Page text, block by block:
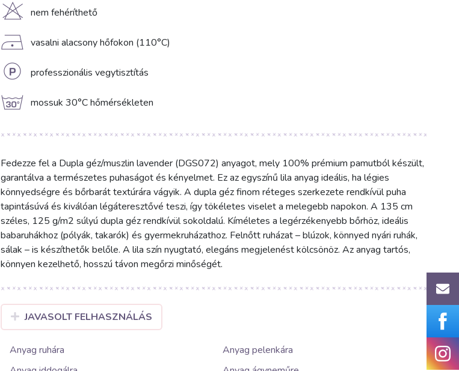
H nem fehéríthető
D vasalni alacsony hőfokon (110°C)
L professzionális vegytisztítás
g mossuk 30°C hőmérsékleten
Fedezze fel a Dupla géz/muszlin lavender (DGS072) anyagot, mely 100% prémium pamutból készült,
garantálva a természetes puhaságot és kényelmet. Ez az egyszínű lila anyag ideális, ha légies
könnyedségre és bőrbarát textúrára vágyik. A dupla géz finom réteges szerkezete rendkívül puha
tapintásúvá és kiválóan légáteresztővé teszi, így tökéletes viselet a melegebb napokon. A 135 cm
széles, 125 g/m2 súlyú dupla géz rendkívül sokoldalú. Kíméletes a legérzékenyebb bőrhöz, ideális
babaruhákhoz (pólyák, takarók) és gyermekruházathoz. Felnőtt ruházat – blúzok, könnyed nyári ruhák,
sálak – is készíthetők belőle. A lila szín nyugtató, elegáns megjelenést kölcsönöz. Az anyag tartós,
könnyen kezelhető, hosszú távon megőrzi minőségét.
JAVASOLT FELHASZNÁLÁS
Anyag ruhára
Anyag pelenkára